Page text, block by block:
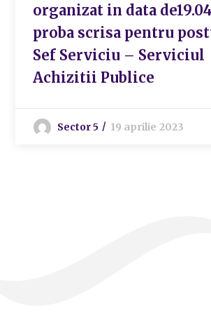
organizat in data
proba scrisa pentru
Sef Serviciu – Serviciul
Achizitii Publice
Sector 5 19 aprilie 2023